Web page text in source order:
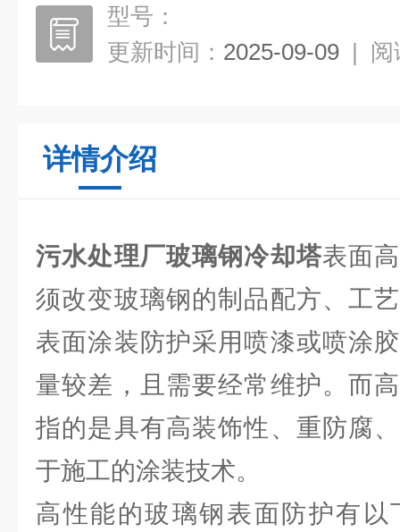
型号：
更新时间： 2025-09-09 | 阅
详情介绍
污水处理厂玻璃钢冷却塔表面
须改变玻璃钢的制品配方、工
表面涂装防护采用喷漆或喷涂
量较差，且需要经常维护。而
指的是具有高装饰性、重防腐
于施工的涂装技术。
高性能的玻璃钢表面防护有